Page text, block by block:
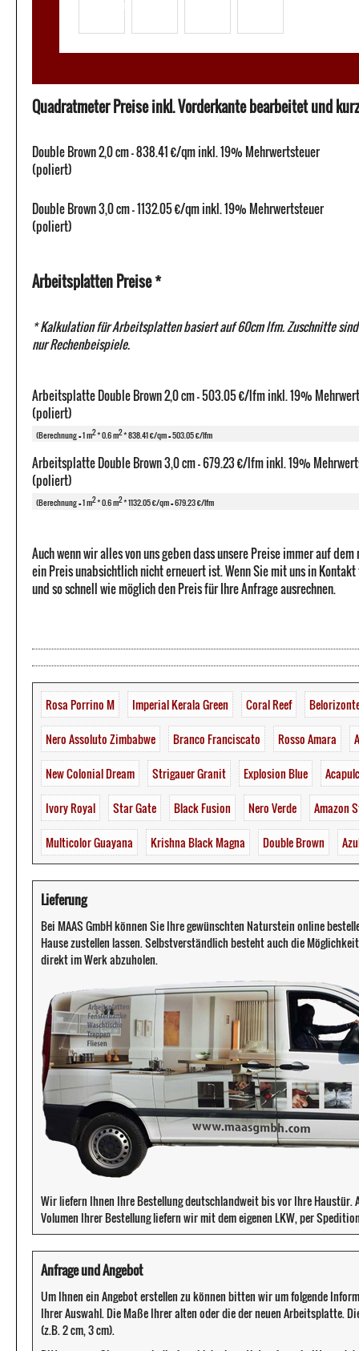
Quadratmeter Preise inkl. Vorderkante bearbeitet und
Double Brown 2,0 cm - 838.41 €/qm inkl. 19% Mehrwertsteuer
(poliert)
Double Brown 3,0 cm - 1132.05 €/qm inkl. 19% Mehrwertsteuer
(poliert)
Arbeitsplatten Preise *
* Kalkulation für Arbeitsplatten basiert auf 60cm lfm. Zuschnitte
nur Rechenbeispiele.
Arbeitsplatte Double Brown 2,0 cm - 503.05 €/lfm inkl. 19%
(poliert)
(Berechnung = 1 m2* 0.6 m2* 838.41 €/qm = 503.05 €/lfm
Arbeitsplatte Double Brown 3,0 cm - 679.23 €/lfm inkl. 19%
(poliert)
(Berechnung = 1 m2* 0.6 m2* 1132.05 €/qm = 679.23 €/lfm
Auch wenn wir alles von uns geben dass unsere Preise immer auf
ein Preis unabsichtlich nicht erneuert ist. Wenn Sie mit uns in
und so schnell wie möglich den Preis für Ihre Anfrage ausrechnen.
Rosa Porrino M Imperial Kerala Green Coral Reef
Nero Assoluto Zimbabwe Branco Franciscato Rosso Amara
New Colonial Dream Strigauer Granit Explosion Blue
Ivory Royal Star Gate Black Fusion Nero Verde Amazon
Multicolor Guayana Krishna Black Magna Double Brown
Lieferung
Bei MAAS GmbH können Sie Ihre gewünschten Naturstein online
Hause zustellen lassen. Selbstverständlich besteht auch die
direkt im Werk abzuholen.
Wir liefern Ihnen Ihre Bestellung deutschlandweit bis vor Ihre Haustür.
Volumen Ihrer Bestellung liefern wir mit dem eigenen LKW, per
Anfrage und Angebot
Um Ihnen ein Angebot erstellen zu können bitten wir um folgende
Ihrer Auswahl. Die Maße Ihrer alten oder die der neuen Arbeitsplatte.
(z.B. 2 cm, 3 cm).